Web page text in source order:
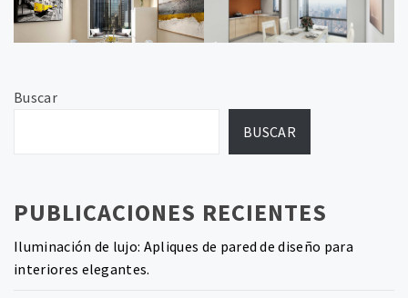
Buscar
BUSCAR
PUBLICACIONES RECIENTES
Iluminación de lujo: Apliques de pared de diseño para
interiores elegantes.